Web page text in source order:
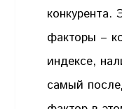
конкурента.
факторы –
индексе,
самый